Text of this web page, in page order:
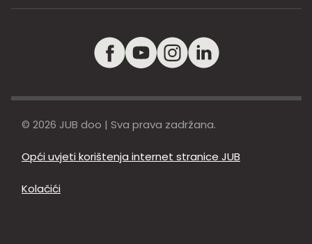
© 2026 JUB doo | Sva prava zadržana.
Opći uvjeti korištenja internet stranice JUB
Kolačići